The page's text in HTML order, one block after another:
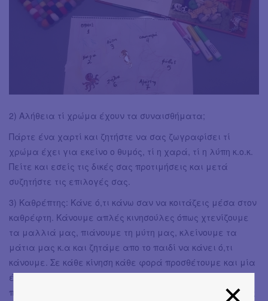
2) Αλήθεια τί χρώμα έχουν τα συναισθήματα;
Πάρτε ένα χαρτί και ζητήστε να σας ζωγραφίσει τί
χρώμα έχει για εκείνο ο θυμός, τί η χαρά, τί η λύπη κ.ο.κ.
Πείτε και εσείς τις δικές σας προτιμήσεις και μετά
συζητήστε τις επιλογές σας.
3) Καθρέπτης: Κάνε ό,τι κάνω σαν να κοιτάζεις μέσα στον
καθρέφτη. Κάνουμε απλές κινησούλες όπως χτενίζουμε
τα μαλλιά μας, πιάνουμε τη μύτη μας, κλείνουμε τα
μάτια μας κ.α και ζητάμε απο το παιδί να κάνει ό,τι
κάνουμε. Σε κάθε κίνηση κάθε φορά προσθέτουμε και μία
έκφραση -χαμόγελο, θλίψη, θυμός- και ζητάμε απο το
παιδί να μιμηθεί κι αυτό. Σε παιδιά μεγαλύτερης ηλικίας